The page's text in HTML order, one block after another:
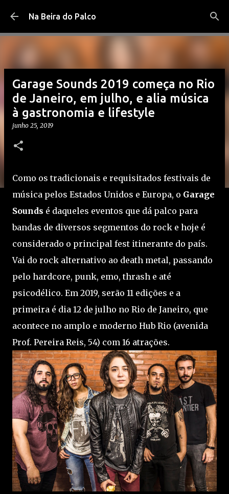
Pular para o conteúdo principal
Na Beira do Palco
Garage Sounds 2019 começa no Rio
de Janeiro, em julho, e alia música
à gastronomia e lifestyle
junho 25, 2019
Como os tradicionais e requisitados festivais de
música pelos Estados Unidos e Europa, o Garage
Sounds é daqueles eventos que dá palco para
bandas de diversos segmentos do rock e hoje é
considerado o principal fest itinerante do país.
Vai do rock alternativo ao death metal, passando
pelo hardcore, punk, emo, thrash e até
psicodélico. Em 2019, serão 11 edições e a
primeira é dia 12 de julho no Rio de Janeiro, que
acontece no amplo e moderno Hub Rio (avenida
Prof. Pereira Reis, 54) com 16 atrações.